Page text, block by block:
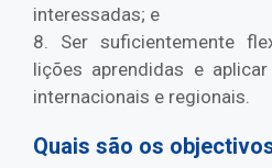
interessadas; e
8. Ser suficientemente
lições aprendidas e
internacionais e regionais.
Quais são os